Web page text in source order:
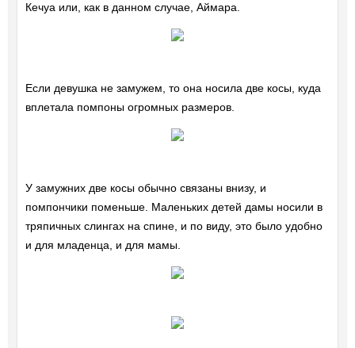
Кечуа или, как в данном случае, Аймара.
Если девушка не замужем, то она носила две косы, куда
вплетала помпоны огромных размеров.
У замужних две косы обычно связаны внизу, и
помпончики поменьше. Маленьких детей дамы носили в
тряпичных слингах на спине, и по виду, это было удобно
и для младенца, и для мамы.